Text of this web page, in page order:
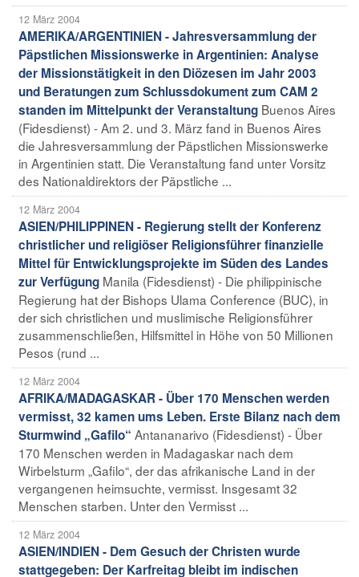
12 März 2004
AMERIKA/ARGENTINIEN - Jahresversammlung der
Päpstlichen Missionswerke in Argentinien: Analyse
der Missionstätigkeit in den Diözesen im Jahr 2003
und Beratungen zum Schlussdokument zum CAM 2
standen im Mittelpunkt der Veranstaltung Buenos Aires
(Fidesdienst) - Am 2. und 3. März fand in Buenos Aires
die Jahresversammlung der Päpstlichen Missionswerke
in Argentinien statt. Die Veranstaltung fand unter Vorsitz
des Nationaldirektors der Päpstliche ...
12 März 2004
ASIEN/PHILIPPINEN - Regierung stellt der Konferenz
christlicher und religiöser Religionsführer finanzielle
Mittel für Entwicklungsprojekte im Süden des Landes
zur Verfügung Manila (Fidesdienst) - Die philippinische
Regierung hat der Bishops Ulama Conference (BUC), in
der sich christlichen und muslimische Religionsführer
zusammenschließen, Hilfsmittel in Höhe von 50 Millionen
Pesos (rund ...
12 März 2004
AFRIKA/MADAGASKAR - Über 170 Menschen werden
vermisst, 32 kamen ums Leben. Erste Bilanz nach dem
Sturmwind „Gafilo“ Antananarivo (Fidesdienst) - Über
170 Menschen werden in Madagaskar nach dem
Wirbelsturm „Gafilo“, der das afrikanische Land in der
vergangenen heimsuchte, vermisst. Insgesamt 32
Menschen starben. Unter den Vermisst ...
12 März 2004
ASIEN/INDIEN - Dem Gesuch der Christen wurde
stattgegeben: Der Karfreitag bleibt im indischen